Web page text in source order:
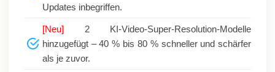
Updates inbegriffen.
[Neu]2 KI-Video-Super-Resolution-Modelle
hinzugefügt – 40 % bis 80 % schneller und schärfer
als je zuvor.